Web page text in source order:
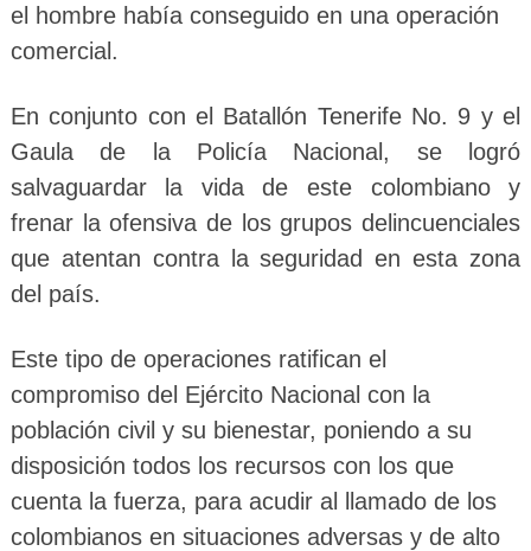
el hombre había conseguido en una operación
comercial.
En conjunto con el Batallón Tenerife No. 9 y el
Gaula de la Policía Nacional, se logró
salvaguardar la vida de este colombiano y
frenar la ofensiva de los grupos delincuenciales
que atentan contra la seguridad en esta zona
del país.
Este tipo de operaciones ratifican el
compromiso del Ejército Nacional con la
población civil y su bienestar, poniendo a su
disposición todos los recursos con los que
cuenta la fuerza, para acudir al llamado de los
colombianos en situaciones adversas y de alto